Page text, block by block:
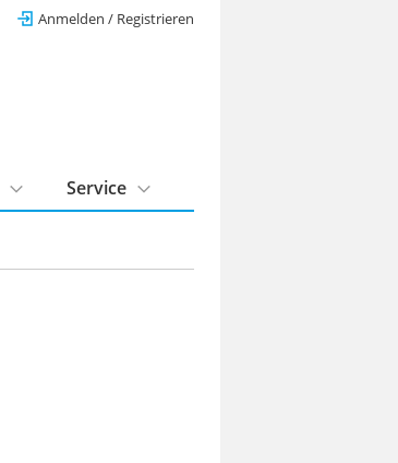
Anmelden / Registrieren
Service